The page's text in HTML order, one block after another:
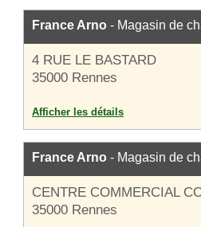
France Arno - Magasin de
4 RUE LE BASTARD
35000 Rennes
Afficher les détails
France Arno - Magasin de
CENTRE COMMERCIAL
35000 Rennes